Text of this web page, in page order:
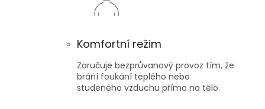
Komfortní režim
Zaručuje bezprůvanový provoz tím, že
brání foukání teplého nebo
studeného vzduchu přímo na tělo.